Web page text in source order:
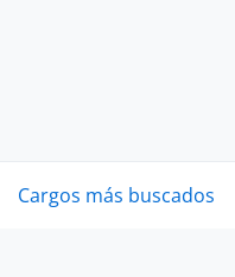
Cargos más buscados